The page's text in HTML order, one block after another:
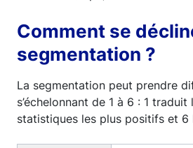
Comment se
segmentation ?
La segmentation peut prendre
s’échelonnant de 1 à 6 : 1 traduit
statistiques les plus positifs et 6